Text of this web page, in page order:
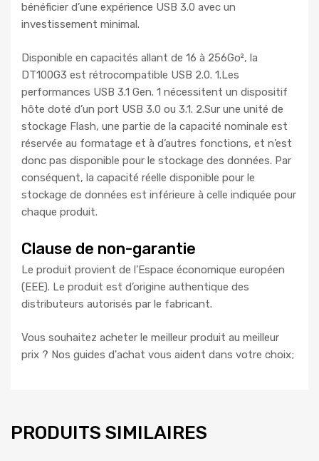
bénéficier d’une expérience USB 3.0 avec un
investissement minimal.
Disponible en capacités allant de 16 à 256Go², la
DT100G3 est rétrocompatible USB 2.0. 1.Les
performances USB 3.1 Gen. 1 nécessitent un dispositif
hôte doté d’un port USB 3.0 ou 3.1. 2.Sur une unité de
stockage Flash, une partie de la capacité nominale est
réservée au formatage et à d’autres fonctions, et n’est
donc pas disponible pour le stockage des données. Par
conséquent, la capacité réelle disponible pour le
stockage de données est inférieure à celle indiquée pour
chaque produit.
Clause de non-garantie
Le produit provient de l’Espace économique européen
(EEE). Le produit est d’origine authentique des
distributeurs autorisés par le fabricant.
Vous souhaitez acheter le meilleur produit au meilleur
prix ? Nos guides d'achat vous aident dans votre choix;
PRODUITS SIMILAIRES